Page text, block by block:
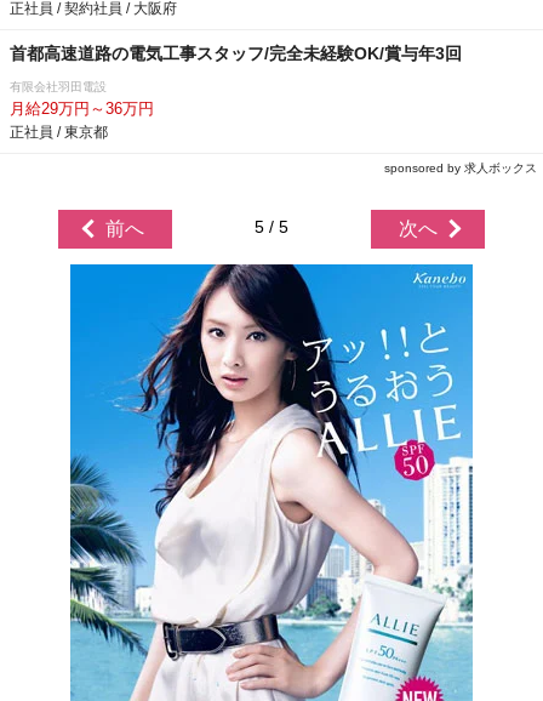
正社員 / 契約社員 / 大阪府
首都高速道路の電気工事スタッフ/完全未経験OK/賞与年3回
有限会社羽田電設
月給29万円～36万円
正社員 / 東京都
sponsored by 求人ボックス
前へ 5 / 5 次へ